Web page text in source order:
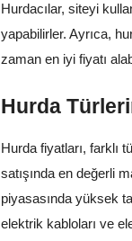
Hurdacılar, siteyi
yapabilirler. Ayrıca,
zaman en iyi fiyatı
Hurda
Hurda fiyatları, farklı
satışında en değerli
piyasasında yüksek
elektrik kabloları ve